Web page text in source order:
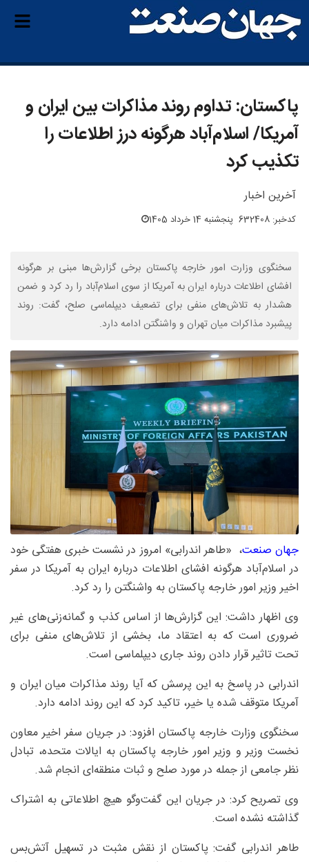
پاکستان: تداوم روند مذاکرات بین ایران و
آمریکا/ اسلام‌آباد هرگونه درز اطلاعات را
تکذیب کرد
آخرین اخبار
کدخبر: 632408 پنجشنبه 14 خرداد 1405
سخنگوی وزارت امور خارجه پاکستان برخی گزارش‌ها مبنی بر هرگونه
افشای اطلاعات درباره ایران به آمریکا از سوی اسلام‌آباد را رد کرد و ضمن
هشدار به تلاش‌های منفی برای تضعیف دیپلماسی صلح، گفت: روند
پیشبرد مذاکرات میان تهران و واشنگتن ادامه دارد.
جهان صنعت، «طاهر اندرابی» امروز در نشست خبری هفتگی خود
در اسلام‌آباد هرگونه افشای اطلاعات درباره ایران به آمریکا در سفر
اخیر وزیر امور خارجه پاکستان به واشنگتن را رد کرد.
وی اظهار داشت: این گزارش‌ها از اساس کذب و گمانه‌زنی‌های غیر
ضروری است که به اعتقاد ما، بخشی از تلاش‌های منفی برای
تحت تاثیر قرار دادن روند جاری دیپلماسی است.
اندرابی در پاسخ به این پرسش که آیا روند مذاکرات میان ایران و
آمریکا متوقف شده یا خیر، تاکید کرد که این روند ادامه دارد.
سخنگوی وزارت خارجه پاکستان افزود: در جریان سفر اخیر معاون
نخست وزیر و وزیر امور خارجه پاکستان به ایالات متحده، تبادل
نظر جامعی از جمله در مورد صلح و ثبات منطقه‌ای انجام شد.
وی تصریح کرد: در جریان این گفت‌وگو هیچ اطلاعاتی به اشتراک
گذاشته نشده است.
طاهر اندرابی گفت: پاکستان از نقش مثبت در تسهیل آتش‌بس